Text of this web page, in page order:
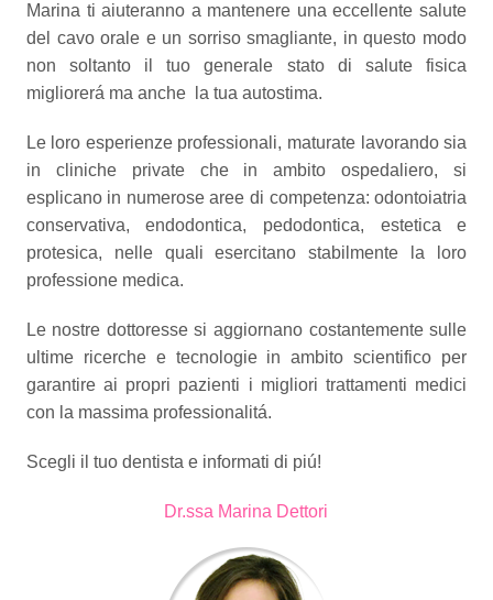
Marina ti aiuteranno a mantenere una eccellente salute
del cavo orale e un sorriso smagliante, in questo modo
non soltanto il tuo generale stato di salute fisica
migliorerá ma anche la tua autostima.
Le loro esperienze professionali, maturate lavorando sia
in cliniche private che in ambito ospedaliero, si
esplicano in numerose aree di competenza: odontoiatria
conservativa, endodontica, pedodontica, estetica e
protesica, nelle quali esercitano stabilmente la loro
professione medica.
Le nostre dottoresse si aggiornano costantemente sulle
ultime ricerche e tecnologie in ambito scientifico per
garantire ai propri pazienti i migliori trattamenti medici
con la massima professionalitá.
Scegli il tuo dentista e informati di piú!
Dr.ssa Marina Dettori